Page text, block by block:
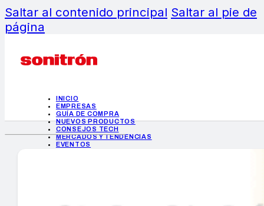
Saltar al contenido principal Saltar al pie de
página
INICIO
EMPRESAS
GUÍA DE COMPRA
NUEVOS PRODUCTOS
CONSEJOS TECH
MERCADOS Y TENDENCIAS
EVENTOS